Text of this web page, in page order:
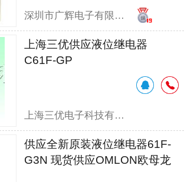
深圳市广辉电子有限公司
上海三优供应液位继电器
C61F-GP
上海三优电子科技有限公司
供应全新原装液位继电器61F-
G3N 现货供应OMLON欧母龙